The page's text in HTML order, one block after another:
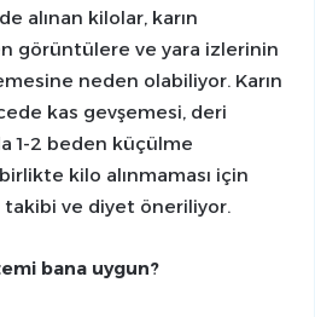
alınan kilolar, karın
görüntülere ve yara izlerinin
neden olabiliyor. Karın
kas gevşemesi, deri
1-2 beden küçülme
kilo alınmaması için
takibi ve diyet öneriliyor.
bana uygun?